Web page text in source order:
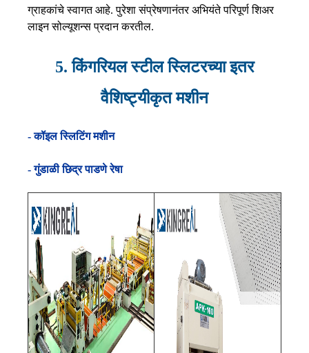
ग्राहकांचे स्वागत आहे. पुरेशा संप्रेषणानंतर अभियंते परिपूर्ण शिअर
लाइन सोल्यूशन्स प्रदान करतील.
5. किंगरियल स्टील स्लिटरच्या इतर
वैशिष्ट्यीकृत मशीन
- कॉइल स्लिटिंग मशीन
- गुंडाळी छिद्र पाडणे रेषा